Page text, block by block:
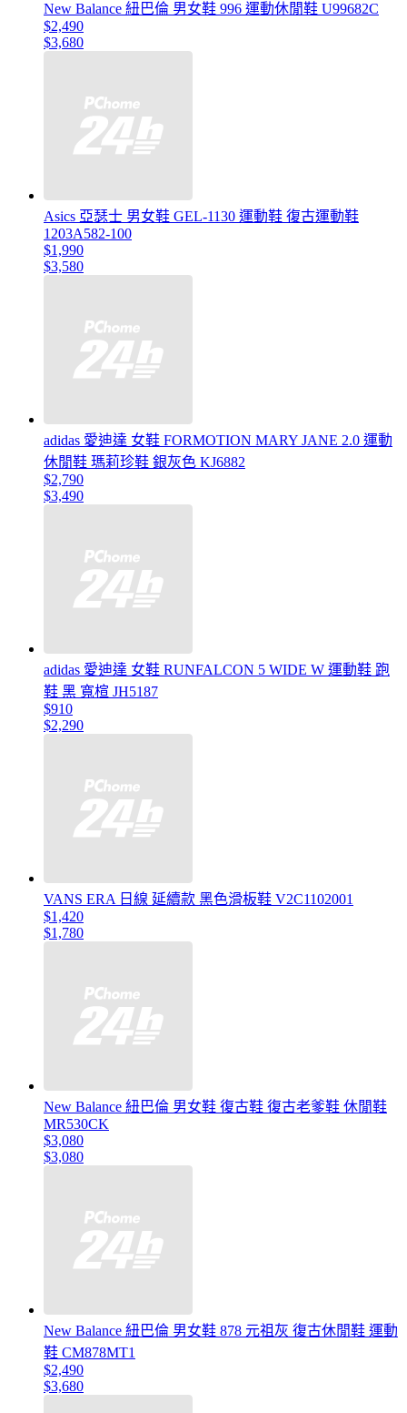
New Balance 紐巴倫 男女鞋 996 運動休閒鞋 U99682C
$2,490
$3,680
Asics 亞瑟士 男女鞋 GEL-1130 運動鞋 復古運動鞋
1203A582-100
$1,990
$3,580
adidas 愛迪達 女鞋 FORMOTION MARY JANE 2.0 運動
休閒鞋 瑪莉珍鞋 銀灰色 KJ6882
$2,790
$3,490
adidas 愛迪達 女鞋 RUNFALCON 5 WIDE W 運動鞋 跑
鞋 黑 寬楦 JH5187
$910
$2,290
VANS ERA 日線 延續款 黑色滑板鞋 V2C1102001
$1,420
$1,780
New Balance 紐巴倫 男女鞋 復古鞋 復古老爹鞋 休閒鞋
MR530CK
$3,080
$3,080
New Balance 紐巴倫 男女鞋 878 元祖灰 復古休閒鞋 運動
鞋 CM878MT1
$2,490
$3,680